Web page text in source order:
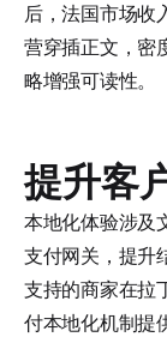
后，法国市场收
营穿插正文，密
略增强可读性。
提升客
本地化体验涉及
支付网关，提升
支持的商家在拉
付本地化机制提